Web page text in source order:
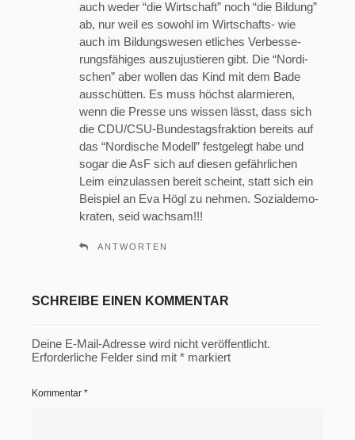
auch weder “die Wirt­schaft” noch “die Bil­dung”
ab, nur weil es sowohl im Wirt­schafts- wie
auch im Bil­dungs­we­sen etli­ches Ver­bes­se­
rungs­fä­hi­ges aus­zu­jus­tie­ren gibt. Die “Nor­di­
schen” aber wol­len das Kind mit dem Bade
aus­schüt­ten. Es muss höchst alar­mie­ren,
wenn die Pres­se uns wis­sen lässt, dass sich
die CDU/C­SU-Bun­des­tags­frak­ti­on bereits auf
das “Nor­di­sche Modell” fest­ge­legt habe und
sogar die AsF sich auf die­sen gefähr­li­chen
Leim ein­zu­las­sen bereit scheint, statt sich ein
Bei­spiel an Eva Högl zu neh­men. Sozi­al­de­mo­
kra­ten, seid wachsam!!!
ANTWORTEN
SCHREIBE EINEN KOMMENTAR
Deine E-Mail-Adresse wird nicht veröffentlicht.
Erforderliche Felder sind mit * markiert
Kommentar *